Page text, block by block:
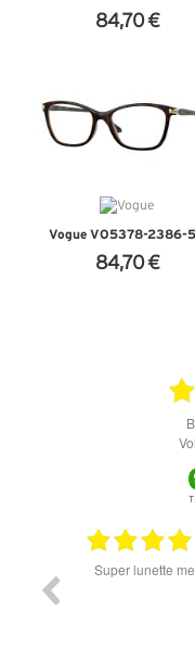
84,70 €
Vogue VO5378-2386-
84,70 €
Super lunette